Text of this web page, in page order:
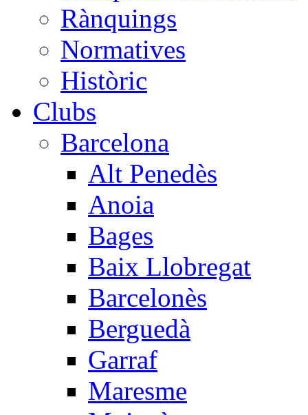
Rànquings
Normatives
Històric
Clubs
Barcelona
Alt Penedès
Anoia
Bages
Baix Llobregat
Barcelonès
Berguedà
Garraf
Maresme